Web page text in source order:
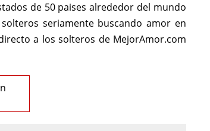
de 50 paises alrededor del mundo
seriamente buscando amor en
a los solteros de MejorAmor.com